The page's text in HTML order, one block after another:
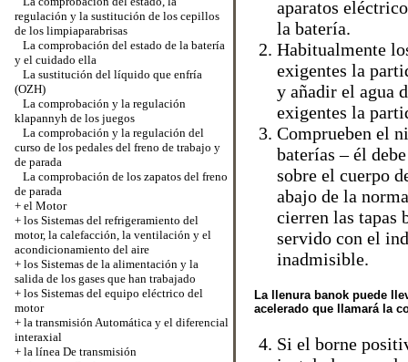
regulación y la sustitución de los cepillos
de los limpiaparabrisas
La comprobación del estado de la batería
y el cuidado ella
La sustitución del líquido que enfría
(OZH)
La comprobación y la regulación
klapannyh de los juegos
La comprobación y la regulación del
curso de los pedales del freno de trabajo y
de parada
La comprobación de los zapatos del freno
de parada
+ el Motor
+ los Sistemas del refrigeramiento del
motor, la calefacción, la ventilación y el
acondicionamiento del aire
+ los Sistemas de la alimentación y la
salida de los gases que han trabajado
+ los Sistemas del equipo eléctrico del
motor
+ la transmisión Automática y el diferencial
interaxial
+ la línea De transmisión
aparatos
la batería.
Habitualmente
exigentes la
y añadir el agua
exigentes la
Comprueben el
baterías – él
sobre el cuerpo
abajo de la
cierren las tapas
servido con el
inadmisible.
La llenura banok puede
acelerado que llamará la
Si el borne